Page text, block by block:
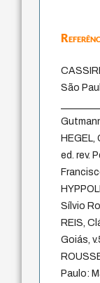
São
ed. rev.
Sílvio
REIS,
Goiás,
Paulo: